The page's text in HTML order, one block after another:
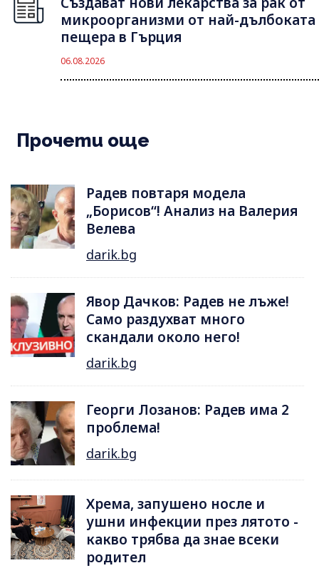
микроорганизми от най-дълбоката
пещера в Гърция
06.08.2026
Прочети още
Радев повтаря модела
„Борисов“! Анализ на Валерия
Велева
darik.bg
Явор Дачков: Радев не лъже!
Само раздухват много
скандали около него!
darik.bg
Георги Лозанов: Радев има 2
проблема!
darik.bg
Хрема, запушено носле и
ушни инфекции през лятотo -
какво трябва да знае всеки
родител